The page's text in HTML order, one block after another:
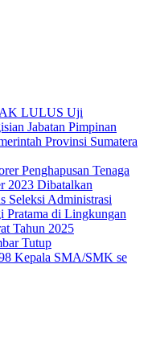
LULUS Uji
Jabatan Pimpinan
Provinsi Sumatera
Penghapusan Tenaga
2023 Dibatalkan
Seleksi Administrasi
Pratama di Lingkungan
Tahun 2025
Tutup
Kepala SMA/SMK se